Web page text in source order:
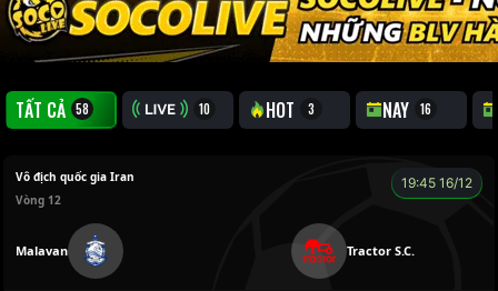
TẤT CẢ TRỰC TIẾP HOT NAY
Vô địch quốc gia Iran
Vòng 12
19:45 16/12
Malavan Tractor S.C.